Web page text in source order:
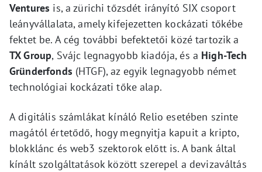
Ventures is, a zürichi tőzsdét irányító SIX csoport
leányvállalata, amely kifejezetten kockázati tőkébe
fektet be. A cég további befektetői közé tartozik a
TX Group, Svájc legnagyobb kiadója, és a High-Tech
Gründerfonds (HTGF), az egyik legnagyobb német
technológiai kockázati tőke alap.
A digitális számlákat kínáló Relio esetében szinte
magától értetődő, hogy megnyitja kapuit a kripto,
blokklánc és web3 szektorok előtt is. A bank által
kínált szolgáltatások között szerepel a devizaváltás